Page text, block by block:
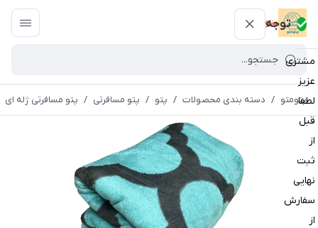
توجه
مشتری
عزیز
لطفا
قبل
از
ثبت
نهایی
سفارش
از
پتومتو
پتومتو / دسته بندی محصولات / پتو / پتو مسافرتی / پتو مسافرتی ژله ای